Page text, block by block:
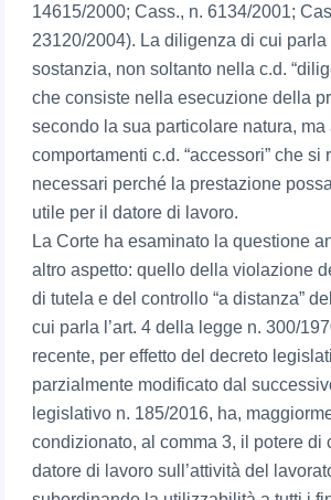
14615/2000; Cass., n. 6134/2001;
23120/2004). La diligenza di cui parla
sostanzia, non soltanto nella c.d.
che consiste nella esecuzione della
secondo la sua particolare natura, ma
comportamenti c.d. “accessori” che si
necessari perché la prestazione
utile per il datore di lavoro.
La Corte ha esaminato la questione
altro aspetto: quello della violazione
di tutela e del controllo “a distanza”
cui parla l’art. 4 della legge n. 300/
recente, per effetto del decreto
parzialmente modificato dal
legislativo n. 185/2016, ha,
condizionato, al comma 3, il potere di
datore di lavoro sull’attività del